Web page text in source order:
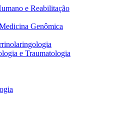
e Reabilitação
Genômica
e Traumatologia